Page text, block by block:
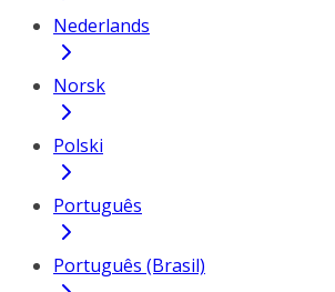
Nederlands
Norsk
Polski
Português
Português (Brasil)